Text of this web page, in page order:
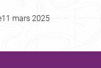
11 mars 2025